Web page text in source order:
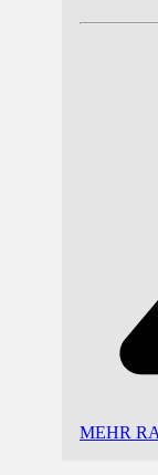
MEHR